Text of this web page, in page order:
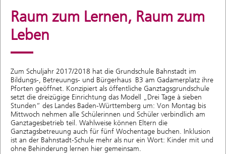
Raum zum Lernen, Raum zum
Leben
Zum Schuljahr 2017/2018 hat die Grundschule Bahnstadt im
Bildungs-, Betreuungs- und Bürgerhaus B3 am Gadamerplatz ihre
Pforten geöffnet. Konzipiert als öffentliche Ganztagsgrundschule
setzt die dreizügige Einrichtung das Modell „Drei Tage à sieben
Stunden“ des Landes Baden-Württemberg um: Von Montag bis
Mittwoch nehmen alle Schülerinnen und Schüler verbindlich am
Ganztagesbetrieb teil. Wahlweise können Eltern die
Ganztagsbetreuung auch für fünf Wochentage buchen. Inklusion
ist an der Bahnstadt-Schule mehr als nur ein Wort: Kinder mit und
ohne Behinderung lernen hier gemeinsam.